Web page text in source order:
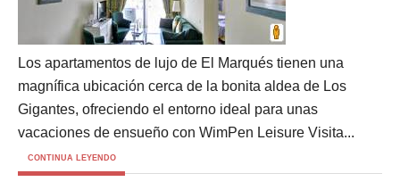
Los apartamentos de lujo de El Marqués tienen una
magnífica ubicación cerca de la bonita aldea de Los
Gigantes, ofreciendo el entorno ideal para unas
vacaciones de ensueño con WimPen Leisure Visita...
CONTINUA LEYENDO